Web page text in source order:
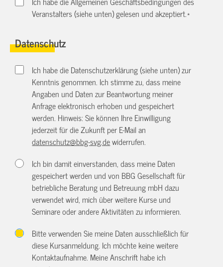
Veranstalters (siehe unten) gelesen und akzeptiert.*
Datenschutz
Ich habe die Datenschutzerklärung (siehe unten) zur
Kenntnis genommen. Ich stimme zu, dass meine
Angaben und Daten zur Beantwortung meiner
Anfrage elektronisch erhoben und gespeichert
werden. Hinweis: Sie können Ihre Einwilligung
jederzeit für die Zukunft per E-Mail an
datenschutz@bbg-svg.dewiderrufen.
Ich bin damit einverstanden, dass meine Daten
gespeichert werden und von BBG Gesellschaft für
betriebliche Beratung und Betreuung mbH dazu
verwendet wird, mich über weitere Kurse und
Seminare oder andere Aktivitäten zu informieren.
Bitte verwenden Sie meine Daten ausschließlich für
diese Kursanmeldung. Ich möchte keine weitere
Kontaktaufnahme. Meine Anschrift habe ich